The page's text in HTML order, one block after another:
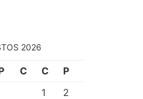
2026
C C
P
1
2